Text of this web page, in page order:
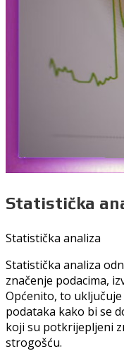
Statistička
Statistička analiza
Statistička analiza
značenje podacima,
Općenito, to
podataka kako bi se
koji su potkrijepljeni
strogošću.